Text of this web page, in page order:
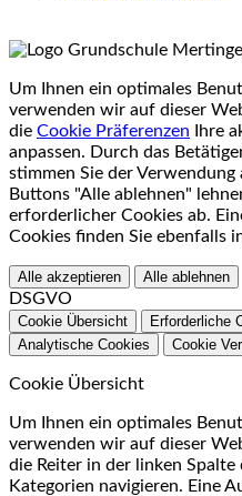
Um Ihnen ein optimales
verwenden wir auf dieser
die Cookie Präferenzen Ihre
anpassen. Durch das
stimmen Sie der
Buttons "Alle ablehnen"
erforderlicher Cookies ab.
Cookies finden Sie ebenfalls
Alle akzeptieren Alle ablehnen
DSGVO
Cookie Übersicht Erforderliche
Analytische Cookies
Cookie
Cookie Übersicht
Um Ihnen ein optimales
verwenden wir auf dieser
die Reiter in der linken
Kategorien navigieren. Eine